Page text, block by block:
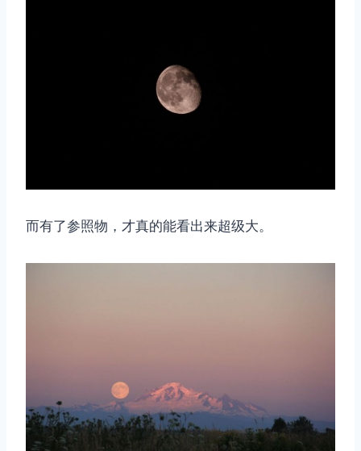
而有了参照物，才真的能看出来超级大。